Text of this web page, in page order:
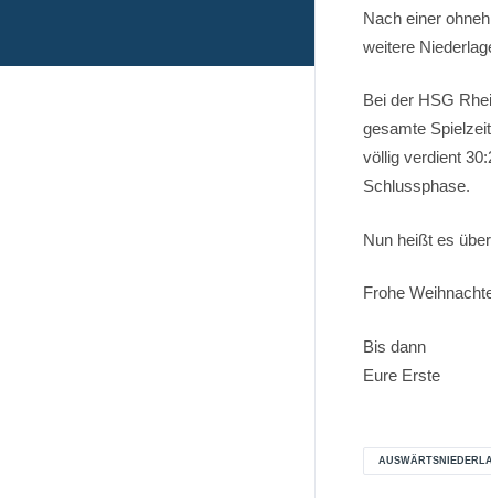
Nach einer
weitere
Bei der HSG
gesamte
völlig verdient
Schlussphase.
Nun heißt es
Frohe
Bis dann
Eure Erste